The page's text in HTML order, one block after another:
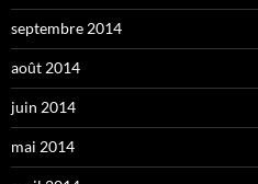
septembre 2014
août 2014
juin 2014
mai 2014